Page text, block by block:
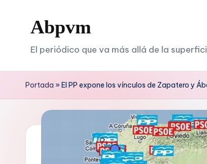
contenido
Abpvm
El periódico que va más allá de la
Portada »El PP expone los vínculos de Zapatero y